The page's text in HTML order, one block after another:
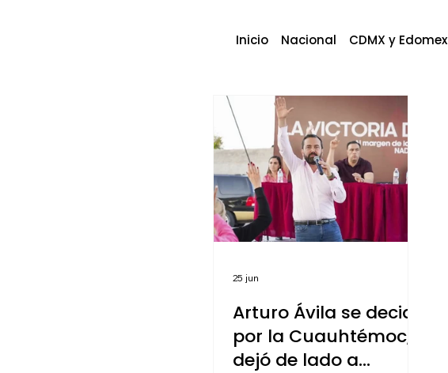
Inicio Nacional CDMX y Edomex
Arturo Ávila se decide
por la Cuauhtémoc,
dejó de lado a
25 jun